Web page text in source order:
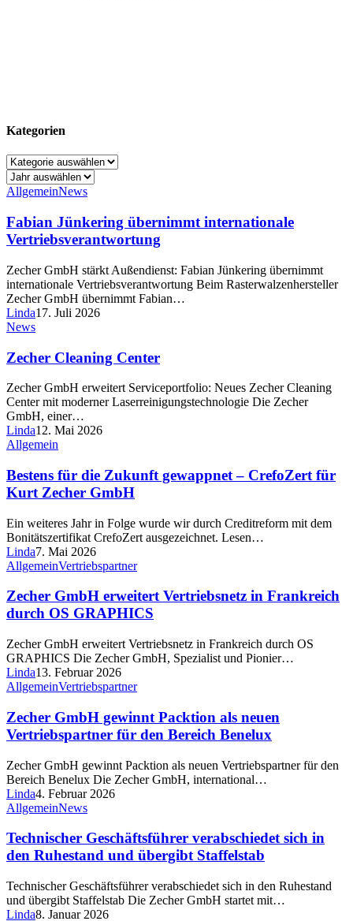
Kategorien
Kategorien
AllgemeinNews
Fabian Jünkering übernimmt internationale
Vertriebsverantwortung
Zecher GmbH stärkt Außendienst: Fabian Jünkering übernimmt
internationale Vertriebsverantwortung Beim Rasterwalzenhersteller
Zecher GmbH übernimmt Fabian…
Linda17. Juli 2026
News
Zecher Cleaning Center
Zecher GmbH erweitert Serviceportfolio: Neues Zecher Cleaning
Center mit moderner Laserreinigungstechnologie Die Zecher
GmbH, einer…
Linda12. Mai 2026
Allgemein
Bestens für die Zukunft gewappnet – CrefoZert für
Kurt Zecher GmbH
Ein weiteres Jahr in Folge wurde wir durch Creditreform mit dem
Bonitätszertifikat CrefoZert ausgezeichnet. Lesen…
Linda7. Mai 2026
AllgemeinVertriebspartner
Zecher GmbH erweitert Vertriebsnetz in Frankreich
durch OS GRAPHICS
Zecher GmbH erweitert Vertriebsnetz in Frankreich durch OS
GRAPHICS Die Zecher GmbH, Spezialist und Pionier…
Linda13. Februar 2026
AllgemeinVertriebspartner
Zecher GmbH gewinnt Packtion als neuen
Vertriebspartner für den Bereich Benelux
Zecher GmbH gewinnt Packtion als neuen Vertriebspartner für den
Bereich Benelux Die Zecher GmbH, international…
Linda4. Februar 2026
AllgemeinNews
Technischer Geschäftsführer verabschiedet sich in
den Ruhestand und übergibt Staffelstab
Technischer Geschäftsführer verabschiedet sich in den Ruhestand
und übergibt Staffelstab Die Zecher GmbH startet mit…
Linda8. Januar 2026